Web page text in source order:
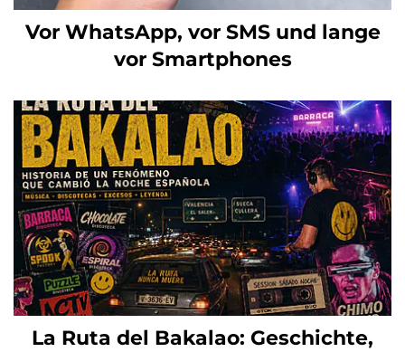
Vor WhatsApp, vor SMS und lange
vor Smartphones
La Ruta del Bakalao: Geschichte,